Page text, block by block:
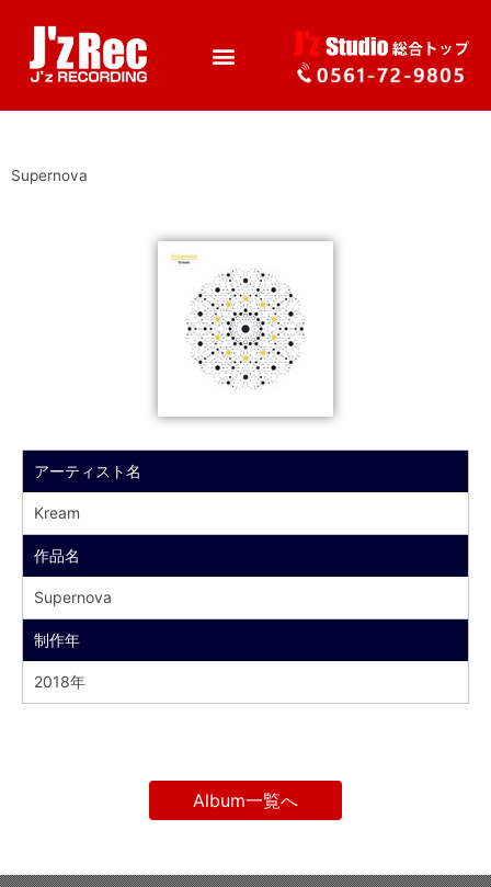
Supernova
アーティスト名
Kream
作品名
Supernova
制作年
2018年
Album一覧へ